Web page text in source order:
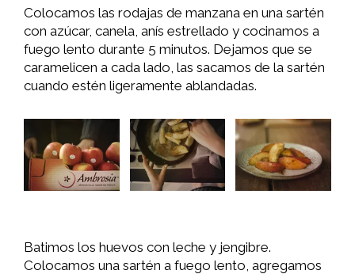
Colocamos las rodajas de manzana en una sartén
con azúcar, canela, anís estrellado y cocinamos a
fuego lento durante 5 minutos. Dejamos que se
caramelicen a cada lado, las sacamos de la sartén
cuando estén ligeramente ablandadas.
Batimos los huevos con leche y jengibre.
Colocamos una sartén a fuego lento, agregamos